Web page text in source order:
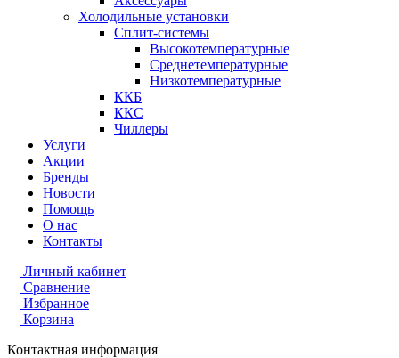
Холодильные установки
Сплит-системы
Высокотемпературные
Среднетемпературные
Низкотемпературные
ККБ
ККС
Чиллеры
Услуги
Акции
Бренды
Новости
Помощь
О нас
Контакты
Личный кабинет
Сравнение
Избранное
Корзина
Контактная информация